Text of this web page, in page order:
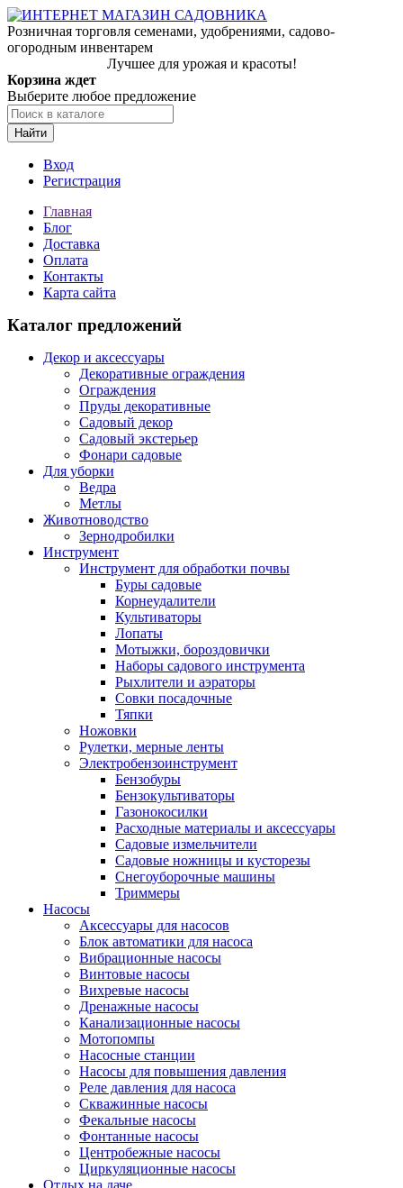
Розничная торговля семенами, удобрениями, садово-
огородным инвентарем
Лучшее для урожая и красоты!
Корзина ждет
Выберите любое предложение
Найти
Вход
Регистрация
Главная
Блог
Доставка
Оплата
Контакты
Карта сайта
Каталог предложений
Декор и аксессуары
Декоративные ограждения
Ограждения
Пруды декоративные
Садовый декор
Садовый экстерьер
Фонари садовые
Для уборки
Ведра
Метлы
Животноводство
Зернодробилки
Инструмент
Инструмент для обработки почвы
Буры садовые
Корнеудалители
Культиваторы
Лопаты
Мотыжки, бороздовички
Наборы садового инструмента
Рыхлители и аэраторы
Совки посадочные
Тяпки
Ножовки
Рулетки, мерные ленты
Электробензоинструмент
Бензобуры
Бензокультиваторы
Газонокосилки
Расходные материалы и аксессуары
Садовые измельчители
Садовые ножницы и кусторезы
Снегоуборочные машины
Триммеры
Насосы
Аксессуары для насосов
Блок автоматики для насоса
Вибрационные насосы
Винтовые насосы
Вихревые насосы
Дренажные насосы
Канализационные насосы
Мотопомпы
Насосные станции
Насосы для повышения давления
Реле давления для насоса
Скважинные насосы
Фекальные насосы
Фонтанные насосы
Центробежные насосы
Циркуляционные насосы
Отдых на даче